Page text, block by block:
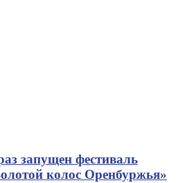
запущен фестиваль
колос Оренбуржья»